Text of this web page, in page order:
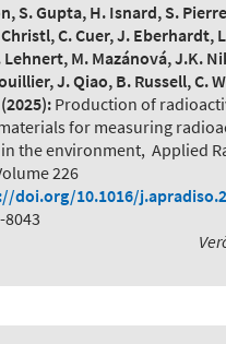
S. Gupta, H. Isnard, S.
C. Cuer, J. Eberhardt,
Lehnert, M. Mazánová, J.K.
J. Qiao, B. Russell, C.
(2025): Production of
for measuring
the environment, Applied
226
doi.org/10.1016/
8043